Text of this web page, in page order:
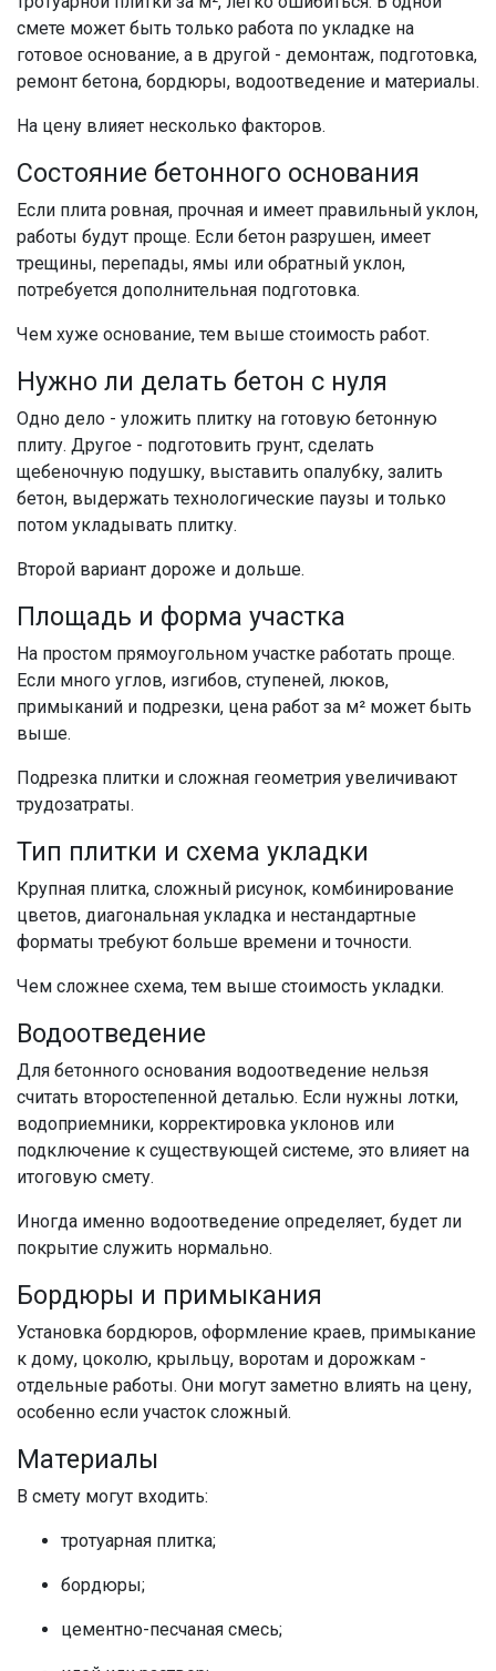
смете может быть только работа по укладке на
готовое основание, а в другой - демонтаж, подготовка,
ремонт бетона, бордюры, водоотведение и материалы.
На цену влияет несколько факторов.
Состояние бетонного основания
Если плита ровная, прочная и имеет правильный уклон,
работы будут проще. Если бетон разрушен, имеет
трещины, перепады, ямы или обратный уклон,
потребуется дополнительная подготовка.
Чем хуже основание, тем выше стоимость работ.
Нужно ли делать бетон с нуля
Одно дело - уложить плитку на готовую бетонную
плиту. Другое - подготовить грунт, сделать
щебеночную подушку, выставить опалубку, залить
бетон, выдержать технологические паузы и только
потом укладывать плитку.
Второй вариант дороже и дольше.
Площадь и форма участка
На простом прямоугольном участке работать проще.
Если много углов, изгибов, ступеней, люков,
примыканий и подрезки, цена работ за м² может быть
выше.
Подрезка плитки и сложная геометрия увеличивают
трудозатраты.
Тип плитки и схема укладки
Крупная плитка, сложный рисунок, комбинирование
цветов, диагональная укладка и нестандартные
форматы требуют больше времени и точности.
Чем сложнее схема, тем выше стоимость укладки.
Водоотведение
Для бетонного основания водоотведение нельзя
считать второстепенной деталью. Если нужны лотки,
водоприемники, корректировка уклонов или
подключение к существующей системе, это влияет на
итоговую смету.
Иногда именно водоотведение определяет, будет ли
покрытие служить нормально.
Бордюры и примыкания
Установка бордюров, оформление краев, примыкание
к дому, цоколю, крыльцу, воротам и дорожкам -
отдельные работы. Они могут заметно влиять на цену,
особенно если участок сложный.
Материалы
В смету могут входить:
тротуарная плитка;
бордюры;
цементно-песчаная смесь;